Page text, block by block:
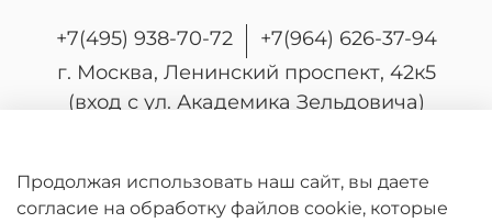
+7(495) 938-70-72
+7(964) 626-37-94
г. Москва, Ленинский проспект, 42к5
(вход с ул. Академика Зельдовича)
© 2026 Любое использование контента без
Продолжая использовать наш сайт, вы даете
согласие на обработку файлов cookie, которые